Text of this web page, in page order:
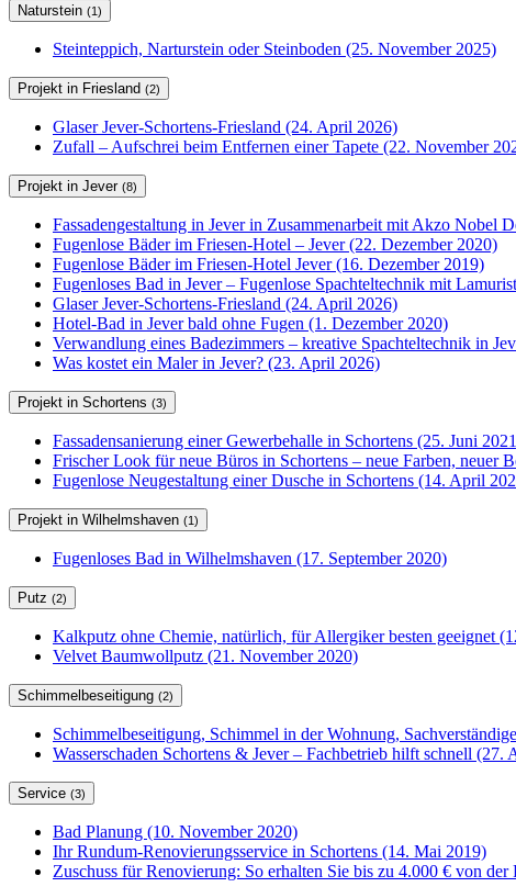
Naturstein (1)
Steinteppich, Narturstein oder Steinboden (25. November 2025)
Projekt in Friesland (2)
Glaser Jever-Schortens-Friesland (24. April 2026)
Zufall – Aufschrei beim Entfernen einer Tapete (22. November
Projekt in Jever (8)
Fassadengestaltung in Jever in Zusammenarbeit mit Akzo Nobel
Fugenlose Bäder im Friesen-Hotel – Jever (22. Dezember 2020)
Fugenlose Bäder im Friesen-Hotel Jever (16. Dezember 2019)
Fugenloses Bad in Jever – Fugenlose Spachteltechnik mit
Glaser Jever-Schortens-Friesland (24. April 2026)
Hotel-Bad in Jever bald ohne Fugen (1. Dezember 2020)
Verwandlung eines Badezimmers – kreative Spachteltechnik in
Was kostet ein Maler in Jever? (23. April 2026)
Projekt in Schortens (3)
Fassadensanierung einer Gewerbehalle in Schortens (25. Juni
Frischer Look für neue Büros in Schortens – neue Farben, neuer
Fugenlose Neugestaltung einer Dusche in Schortens (14. April
Projekt in Wilhelmshaven (1)
Fugenloses Bad in Wilhelmshaven (17. September 2020)
Putz (2)
Kalkputz ohne Chemie, natürlich, für Allergiker besten geeignet
Velvet Baumwollputz (21. November 2020)
Schimmelbeseitigung (2)
Schimmelbeseitigung, Schimmel in der Wohnung,
Wasserschaden Schortens & Jever – Fachbetrieb hilft schnell (27.
Service (3)
Bad Planung (10. November 2020)
Ihr Rundum-Renovierungsservice in Schortens (14. Mai 2019)
Zuschuss für Renovierung: So erhalten Sie bis zu 4.000 € von